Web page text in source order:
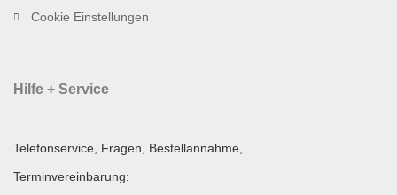
Cookie Einstellungen
Hilfe + Service
Telefonservice, Fragen, Bestellannahme,
Terminvereinbarung: